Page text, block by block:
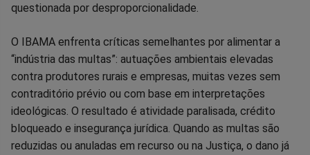
questionada por desproporcionalidade.
O IBAMA enfrenta críticas semelhantes por alimentar a
“indústria das multas”: autuações ambientais elevadas
contra produtores rurais e empresas, muitas vezes sem
contraditório prévio ou com base em interpretações
ideológicas. O resultado é atividade paralisada, crédito
bloqueado e insegurança jurídica. Quando as multas são
reduzidas ou anuladas em recurso ou na Justiça, o dano já